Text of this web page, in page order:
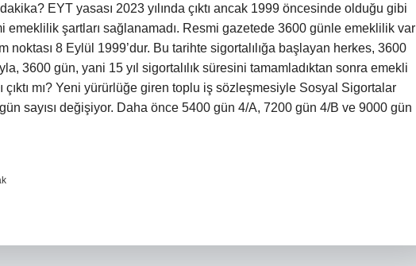
EYT yasası 2023 yılında çıktı ancak 1999 öncesinde olduğu gibi
emeklilik şartları sağlanamadı. Resmi gazetede 3600 günle emeklilik var
noktası 8 Eylül 1999’dur. Bu tarihte sigortalılığa başlayan herkes, 3600
3600 gün, yani 15 yıl sigortalılık süresini tamamladıktan sonra emekli
çıktı mı? Yeni yürürlüğe giren toplu iş sözleşmesiyle Sosyal Sigortalar
sayısı değişiyor. Daha önce 5400 gün 4/A, 7200 gün 4/B ve 9000 gün